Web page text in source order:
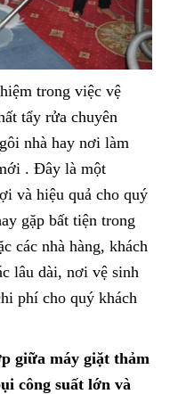
trong việc vệ
tẩy rửa chuyên
nhà hay nơi làm
. Đây là một
và hiệu quả cho quý
gặp bất tiện trong
các nhà hàng, khách
lâu dài, nơi vệ sinh
phí cho quý khách
giữa máy giặt thảm
công suất lớn và